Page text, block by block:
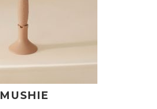
MUSHIE